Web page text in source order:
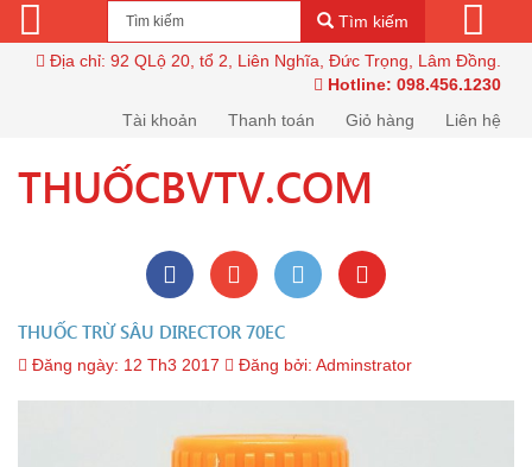
Tìm kiếm
Địa chỉ: 92 QLộ 20, tổ 2, Liên Nghĩa, Đức Trọng, Lâm Đồng.
Hotline: 098.456.1230
Tài khoản
Thanh toán Giỏ hàng Liên hệ
THUỐCBVTV.COM
THUỐC TRỪ SÂU DIRECTOR 70EC
Đăng ngày: 12 Th3 2017 Đăng bởi: Adminstrator